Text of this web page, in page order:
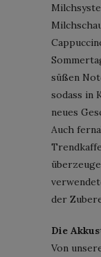
süßen
sodass in
neues
Auch
der
Die
Von